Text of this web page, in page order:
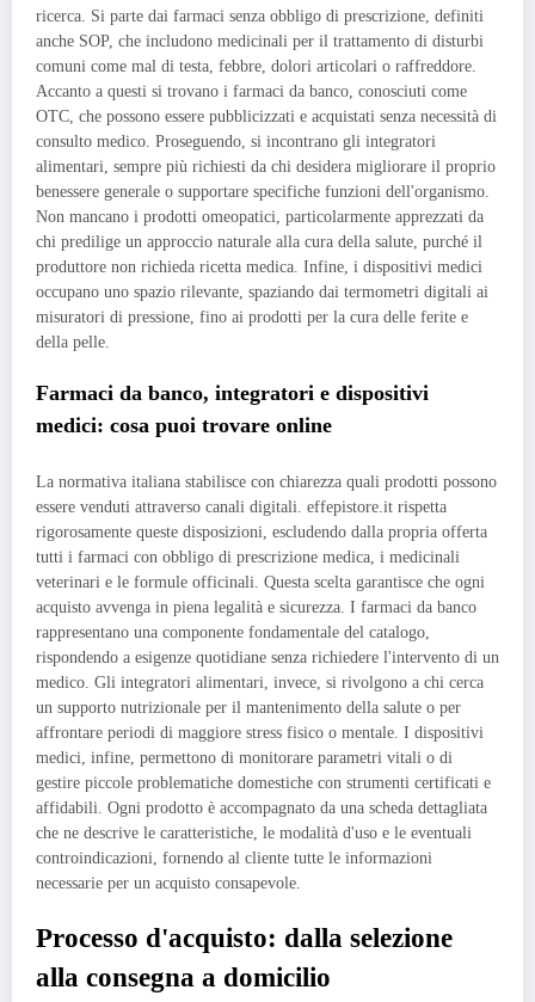
ricerca. Si parte dai farmaci senza obbligo di prescrizione, definiti
anche SOP, che includono medicinali per il trattamento di disturbi
comuni come mal di testa, febbre, dolori articolari o raffreddore.
Accanto a questi si trovano i farmaci da banco, conosciuti come
OTC, che possono essere pubblicizzati e acquistati senza necessità di
consulto medico. Proseguendo, si incontrano gli integratori
alimentari, sempre più richiesti da chi desidera migliorare il proprio
benessere generale o supportare specifiche funzioni dell'organismo.
Non mancano i prodotti omeopatici, particolarmente apprezzati da
chi predilige un approccio naturale alla cura della salute, purché il
produttore non richieda ricetta medica. Infine, i dispositivi medici
occupano uno spazio rilevante, spaziando dai termometri digitali ai
misuratori di pressione, fino ai prodotti per la cura delle ferite e
della pelle.
Farmaci da banco, integratori e dispositivi
medici: cosa puoi trovare online
La normativa italiana stabilisce con chiarezza quali prodotti possono
essere venduti attraverso canali digitali. effepistore.it rispetta
rigorosamente queste disposizioni, escludendo dalla propria offerta
tutti i farmaci con obbligo di prescrizione medica, i medicinali
veterinari e le formule officinali. Questa scelta garantisce che ogni
acquisto avvenga in piena legalità e sicurezza. I farmaci da banco
rappresentano una componente fondamentale del catalogo,
rispondendo a esigenze quotidiane senza richiedere l'intervento di un
medico. Gli integratori alimentari, invece, si rivolgono a chi cerca
un supporto nutrizionale per il mantenimento della salute o per
affrontare periodi di maggiore stress fisico o mentale. I dispositivi
medici, infine, permettono di monitorare parametri vitali o di
gestire piccole problematiche domestiche con strumenti certificati e
affidabili. Ogni prodotto è accompagnato da una scheda dettagliata
che ne descrive le caratteristiche, le modalità d'uso e le eventuali
controindicazioni, fornendo al cliente tutte le informazioni
necessarie per un acquisto consapevole.
Processo d'acquisto: dalla selezione
alla consegna a domicilio